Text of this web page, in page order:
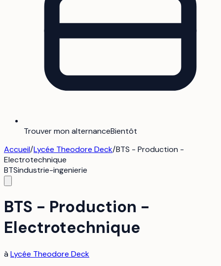
Trouver mon alternanceBientôt
Accueil/Lycée Theodore Deck/BTS - Production -
Electrotechnique
BTSindustrie-ingenierie
BTS - Production -
Electrotechnique
à Lycée Theodore Deck